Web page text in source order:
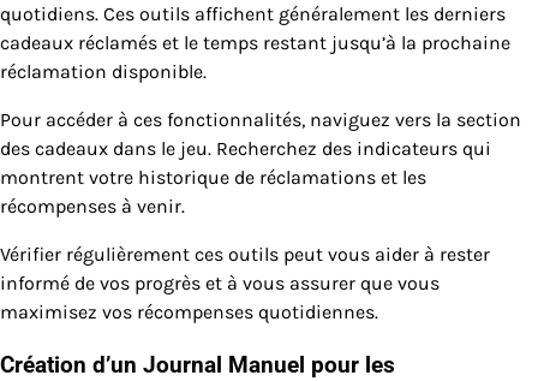
quotidiens. Ces outils affichent généralement les derniers
cadeaux réclamés et le temps restant jusqu’à la prochaine
réclamation disponible.
Pour accéder à ces fonctionnalités, naviguez vers la section
des cadeaux dans le jeu. Recherchez des indicateurs qui
montrent votre historique de réclamations et les
récompenses à venir.
Vérifier régulièrement ces outils peut vous aider à rester
informé de vos progrès et à vous assurer que vous
maximisez vos récompenses quotidiennes.
Création d’un Journal Manuel pour les